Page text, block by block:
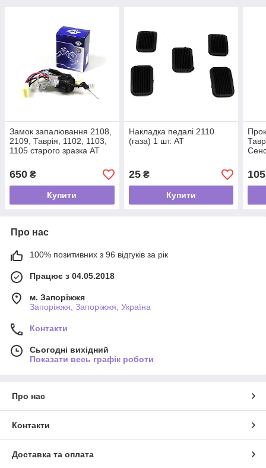
Замок запалювання 2108,
2109, Таврія, 1102, 1103,
1105 старого зразка АТ
650 ₴
Купити
Накладка педалі 2110
(газа) 1 шт. АТ
25₴
Купити
105
Про нас
100% позитивних з 96 відгуків за рік
Працює з 04.05.2018
м. Запоріжжя
Запоріжжя, Запоріжжя, Україна
Контакти
Сьогодні вихідний
Показати весь графік роботи
Про нас
Контакти
Доставка та оплата